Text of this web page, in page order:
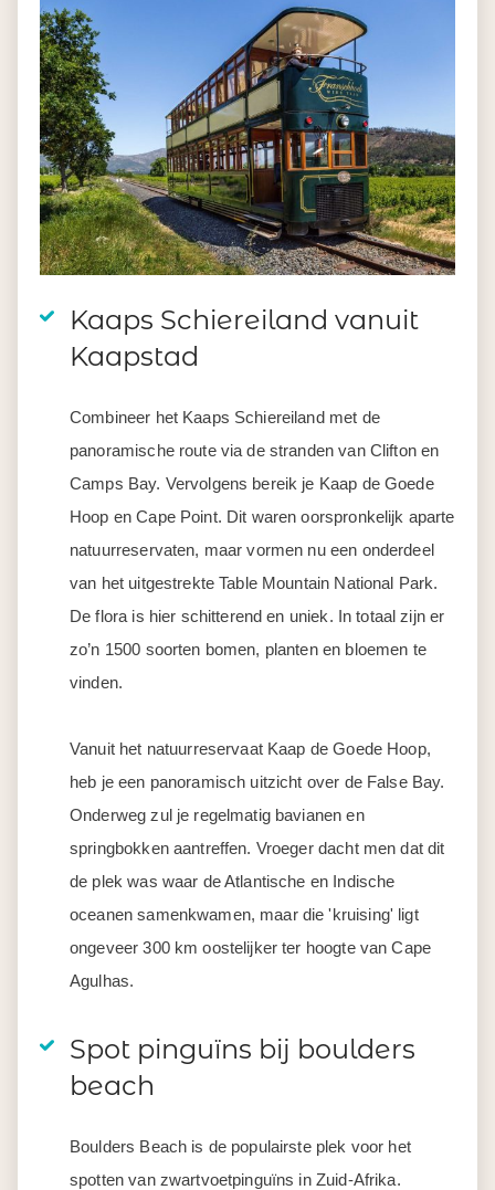
Kaaps Schiereiland vanuit
Kaapstad
Combineer het Kaaps Schiereiland met de
panoramische route via de stranden van Clifton en
Camps Bay. Vervolgens bereik je Kaap de Goede
Hoop en Cape Point. Dit waren oorspronkelijk aparte
natuurreservaten, maar vormen nu een onderdeel
van het uitgestrekte Table Mountain National Park.
De flora is hier schitterend en uniek. In totaal zijn er
zo’n 1500 soorten bomen, planten en bloemen te
vinden.
Vanuit het natuurreservaat Kaap de Goede Hoop,
heb je een panoramisch uitzicht over de False Bay.
Onderweg zul je regelmatig bavianen en
springbokken aantreffen. Vroeger dacht men dat dit
de plek was waar de Atlantische en Indische
oceanen samenkwamen, maar die 'kruising' ligt
ongeveer 300 km oostelijker ter hoogte van Cape
Agulhas.
Spot pinguïns bij boulders
beach
Boulders Beach is de populairste plek voor het
spotten van zwartvoetpinguïns in Zuid-Afrika.